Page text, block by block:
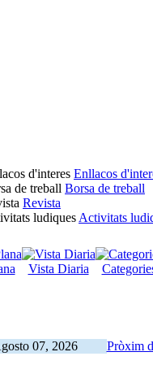
Enllacos
Borsa de treball
Revista
Activitats
Vista Diaria
07, 2026
Pròxim